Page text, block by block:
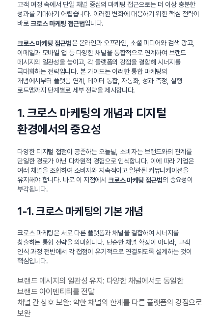
고객 여정 속에서 단일 채널 중심의 마케팅 접근으로는 더 이상 충분한
성과를 기대하기 어렵습니다. 이러한 변화에 대응하기 위한 핵심 전략이
바로 크로스 마케팅 접근법입니다.
크로스 마케팅 접근법은 온라인과 오프라인, 소셜 미디어와 검색 광고,
이메일과 모바일 앱 등 다양한 채널을 통합적으로 연계하여 브랜드
메시지의 일관성을 높이고, 각 플랫폼의 강점을 결합해 시너지를
극대화하는 전략입니다. 본 가이드는 이러한 통합 마케팅의
개념에서부터 플랫폼 연계, 데이터 통합, 자동화, 성과 측정, 실행
로드맵까지 단계별로 세부 전략을 제시합니다.
1. 크로스 마케팅의 개념과 디지털
환경에서의 중요성
다양한 디지털 접점이 공존하는 오늘날, 소비자는 브랜드와의 관계를
단일한 경로가 아닌 다차원적 경험으로 인식합니다. 이에 따라 기업은
여러 채널을 조합하여 소비자와 지속적이고 일관된 커뮤니케이션을
유지해야 합니다. 바로 이 지점에서 크로스 마케팅 접근법의 중요성이
부각됩니다.
1-1. 크로스 마케팅의 기본 개념
크로스 마케팅은 서로 다른 플랫폼과 채널을 결합하여 시너지를
창출하는 통합 전략을 의미합니다. 단순한 채널 확장이 아니라, 고객
인식 과정 전반에서 각 접점이 유기적으로 연결되도록 설계하는 것이
핵심입니다.
브랜드 메시지의 일관성 유지: 다양한 채널에서도 동일한
브랜드 아이덴티티를 전달
채널 간 상호 보완: 약한 채널의 한계를 다른 플랫폼의 강점으로
보완